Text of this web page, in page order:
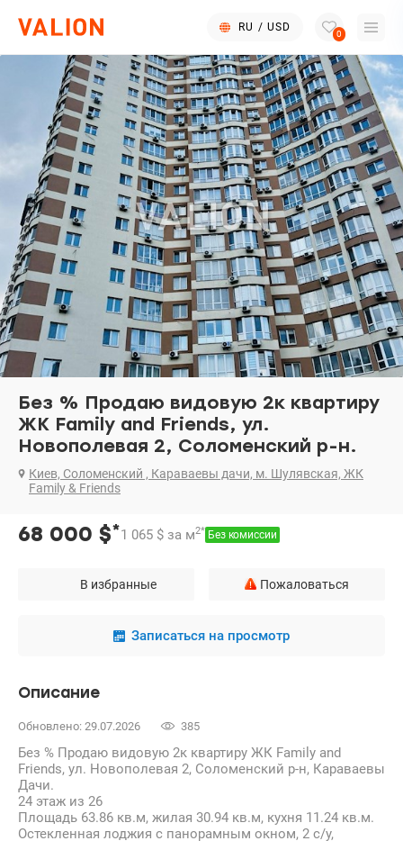
RU / USD
0
Без % Продаю видовую 2к квартиру
ЖК Family аnd Friends, ул.
Новополевая 2, Соломенский р-н.
Киев, Соломенский , Караваевы дачи, м. Шулявская, ЖК
Family & Friends
68 000 $*1 065 $ за м2* Без комиссии
В избранные Пожаловаться
Записаться на просмотр
Описание
Обновлено: 29.07.2026 385
Без % Продаю видовую 2к квартиру ЖК Family аnd
Friends, ул. Новополевая 2, Соломенский р-н, Караваевы
Дачи.
24 этаж из 26
Площадь 63.86 кв.м, жилая 30.94 кв.м, кухня 11.24 кв.м.
Остекленная лоджия с панорамным окном, 2 с/у,